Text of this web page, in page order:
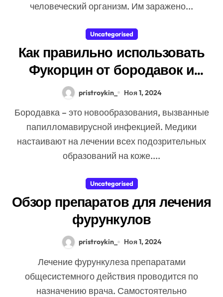
человеческий организм. Им заражено...
Uncategorised
Как правильно использовать
Фукорцин от бородавок и
папиллом: инструкция, состав
и аналоги
pristroykin_ Ноя 1, 2024
Бородавка – это новообразования, вызванные
папилломавирусной инфекцией. Медики
настаивают на лечении всех подозрительных
образований на коже....
Uncategorised
Обзор препаратов для лечения
фурункулов
pristroykin_ Ноя 1, 2024
Лечение фурункулеза препаратами
общесистемного действия проводится по
назначению врача. Самостоятельно